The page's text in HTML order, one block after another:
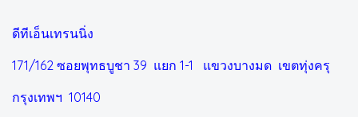
ดีทีเอ็นเทรนนิ่ง
171/162 ซอยพุทธบูชา 39 แยก 1-1 แขวงบางมด เขตทุ่งครุ
กรุงเทพฯ 10140